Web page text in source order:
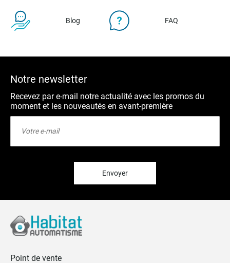
Blog FAQ
Notre newsletter
Recevez par e-mail notre actualité avec les promos du
moment et les nouveautés en avant-première
Envoyer
Point de vente